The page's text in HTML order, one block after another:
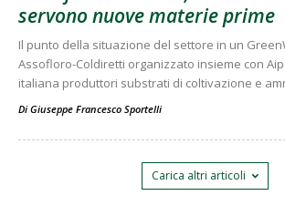
servono nuove materie prime
Il punto della situazione del settore in un
Assofloro-Coldiretti organizzato insieme con
italiana produttori substrati di coltivazione e
Di Giuseppe Francesco Sportelli
Carica altri articoli